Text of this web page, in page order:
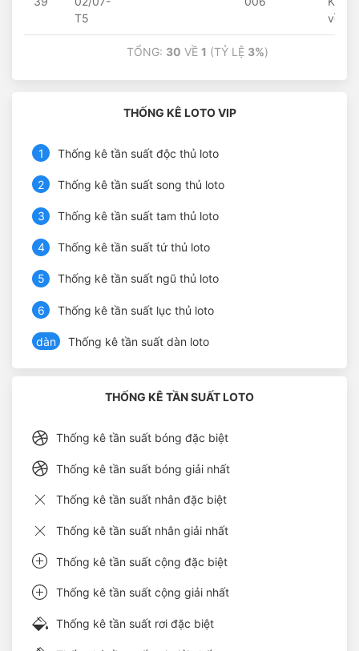
T5
về
TỔNG: 30 VỀ 1 (TỶ LỆ 3%)
THỐNG KÊ LOTO VIP
1 Thống kê tần suất độc thủ loto
2 Thống kê tần suất song thủ loto
3 Thống kê tần suất tam thủ loto
4 Thống kê tần suất tứ thủ loto
5 Thống kê tần suất ngũ thủ loto
6 Thống kê tần suất lục thủ loto
dàn Thống kê tần suất dàn loto
THỐNG KÊ TẦN SUẤT LOTO
Thống kê tần suất bóng đặc biệt
Thống kê tần suất bóng giải nhất
Thống kê tần suất nhân đặc biệt
Thống kê tần suất nhân giải nhất
Thống kê tần suất cộng đặc biệt
Thống kê tần suất cộng giải nhất
Thống kê tần suất rơi đặc biệt